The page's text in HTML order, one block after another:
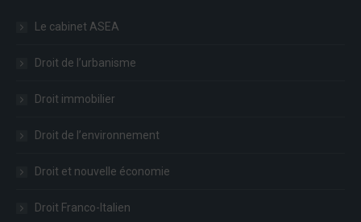
Le cabinet ASEA
Droit de l’urbanisme
Droit immobilier
Droit de l’environnement
Droit et nouvelle économie
Droit Franco-Italien